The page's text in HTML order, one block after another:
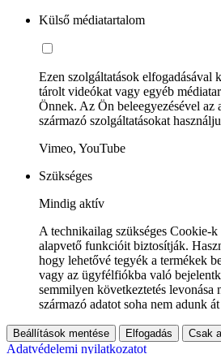
Külső médiatartalom
Ezen szolgáltatások elfogadásával
tárolt videókat vagy egyéb
Önnek. Az Ön beleegyezésével az
származó szolgáltatásokat
Vimeo, YouTube
Szükséges
Mindig aktív
A technikailag szükséges Cookie-
alapvető funkcióit biztosítják.
hogy lehetővé tegyék a termékek
vagy az ügyfélfiókba való
semmilyen következtetés levonása
származó adatot soha nem adunk
Beállítások mentése Elfogadás Csak
Adatvédelemi nyilatkozatot